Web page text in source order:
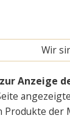
Wir
Anzeige
Produkte der